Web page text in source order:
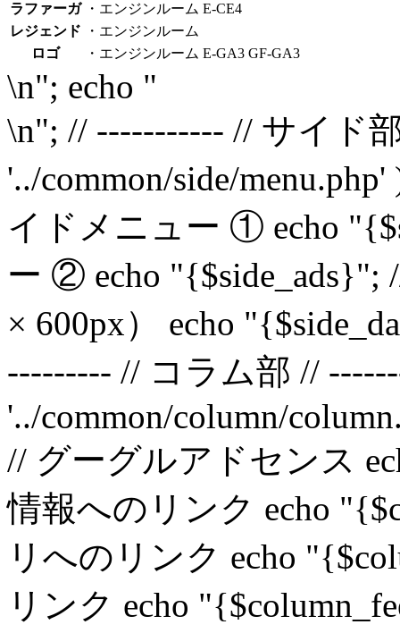
ラファーガ
・エンジンルーム E-CE4
レジェンド
・エンジンルーム
ロゴ
・エンジンルーム E-GA3 GF-GA3
\n"; echo "
\n"; // ----------- // サイド
'../common/side/
イドメニュー ① echo
ー ② echo "{$side_ads}";
× 600px） echo
--------- // コラム部 //
'../common/column/
// グーグルアドセンス
情報へのリンク echo
リへのリンク echo
リンク echo